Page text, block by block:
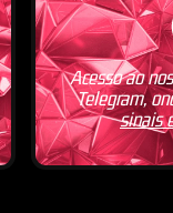
Acesso ao
Telegram,
sinais